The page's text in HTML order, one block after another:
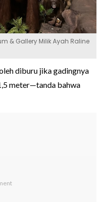
& Gallery Milik Ayah Raline
diburu jika gadingnya
meter—tanda bahwa